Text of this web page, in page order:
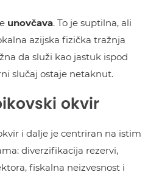
unovčava. To je suptilna, ali
azijska fizička tražnja
da služi kao jastuk ispod
slučaj ostaje netaknut.
okvir
i dalje je centriran na istim
diverzifikacija rezervi,
fiskalna neizvesnost i